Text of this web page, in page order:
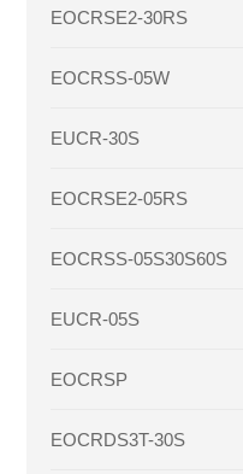
EOCRSE2-30RS
EOCRSS-05W
EUCR-30S
EOCRSE2-05RS
EOCRSS-05S30S60S
EUCR-05S
EOCRSP
EOCRDS3T-30S